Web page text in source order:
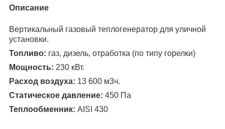
Описание
Вертикальный газовый теплогенератор для уличной
установки.
Топливо: газ, дизель, отработка (по типу горелки)
Мощность: 230 кВт.
Расход воздуха: 13 600 м3ч.
Статическое давление: 450 Па
Теплообменник: AISI 430